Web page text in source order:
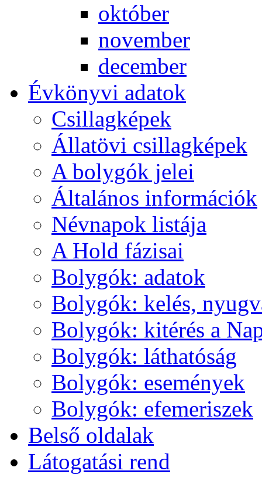
ok­tó­ber
no­vem­ber
de­cem­ber
Év­köny­vi ada­tok
Csil­lag­ké­pek
Ál­lat­övi csil­lag­ké­pek
A boly­gók je­lei
Ál­ta­lá­nos in­for­má­ci­ók
Név­na­pok lis­tá­ja
A Hold fá­zi­sai
Boly­gók: ada­tok
Boly­gók: ke­lés,
Boly­gók: ki­té­rés a
Boly­gók: lát­ha­tó­ság
Boly­gók: ese­mé­nyek
Boly­gók: efe­me­ri­szek
Bel­ső ol­da­lak
Lá­to­ga­tá­si rend